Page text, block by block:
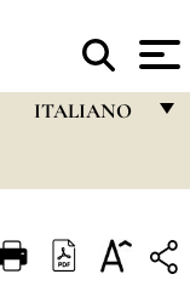
ITALIANO
ITALIANO